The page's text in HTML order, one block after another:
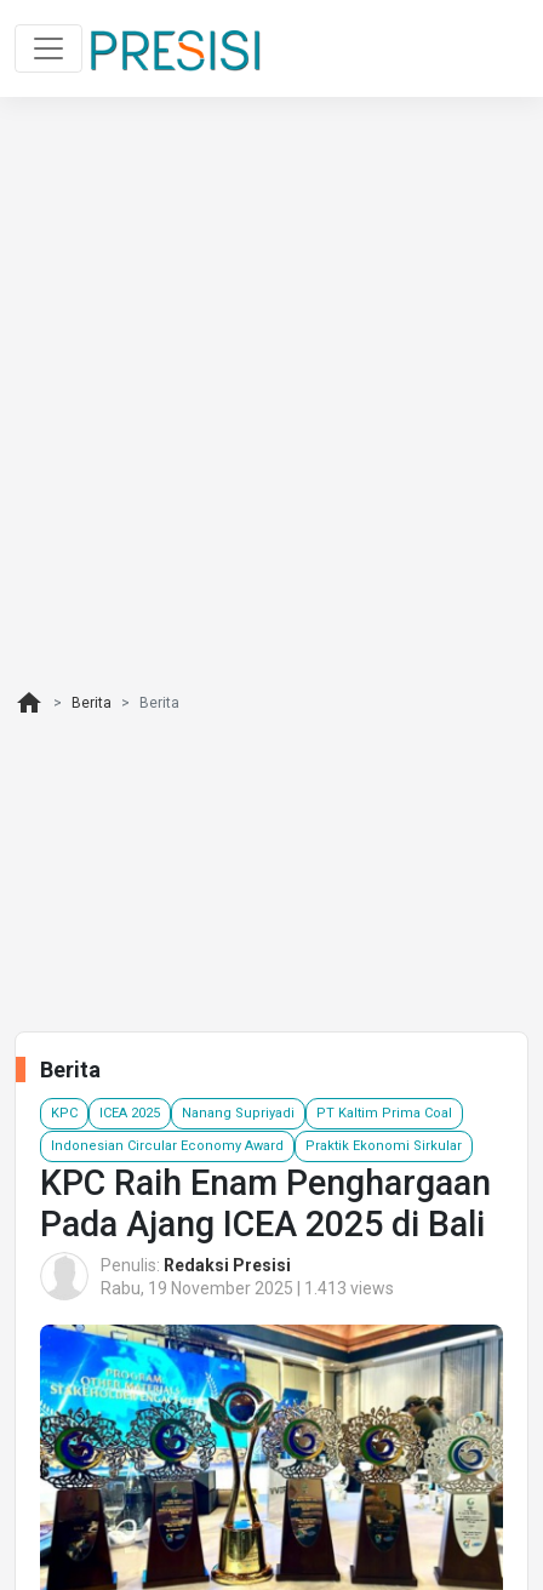
home Berita Berita
Berita
KPC ICEA 2025 Nanang Supriyadi PT Kaltim Prima Coal
Indonesian Circular Economy Award Praktik Ekonomi Sirkular
KPC Raih Enam Penghargaan
Pada Ajang ICEA 2025 di Bali
Penulis: Redaksi Presisi
Rabu, 19 November 2025 | 1.413 views